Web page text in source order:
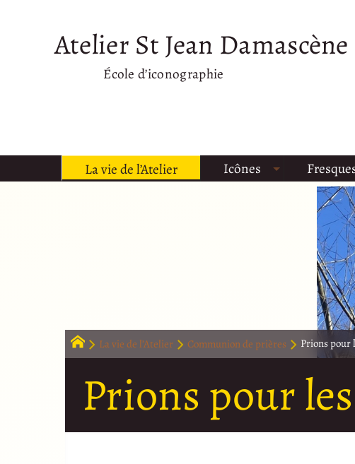
Atelier St Jean Damascène
École d’iconographie
La vie de l’Atelier Icônes
La vie de l’Atelier Communion de prières Prions pour
Prions pour